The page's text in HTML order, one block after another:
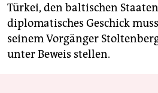
Türkei, den baltischen
diplomatisches Geschick
seinem Vorgänger
unter Beweis stellen.